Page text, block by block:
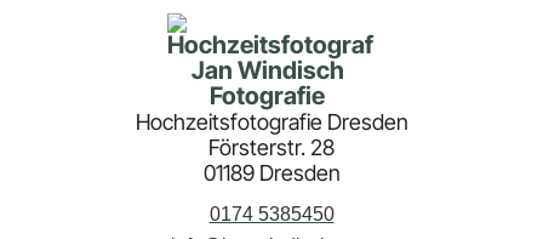
Für
Unternehmen
Business
Fotograf
Mitarbeiterfotos
Bewerbungsfotos
Rechtliches
Impressum
Datenschutz
AGB